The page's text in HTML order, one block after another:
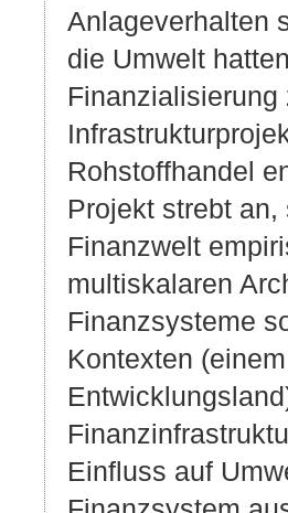
Anlageverhalten
die Umwelt
Rohstoffhandel
Projekt strebt
Finanzwelt
multiskalaren
Finanzsysteme
Kontexten
Einfluss auf